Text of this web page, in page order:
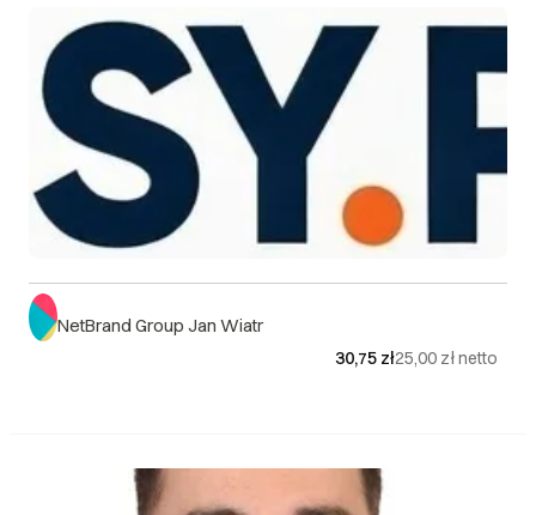
> 21 dni roboczych
Do uzgodnienia
Najnowsze
NetBrand Group Jan Wiatr
30,75 zł25,00 złnetto